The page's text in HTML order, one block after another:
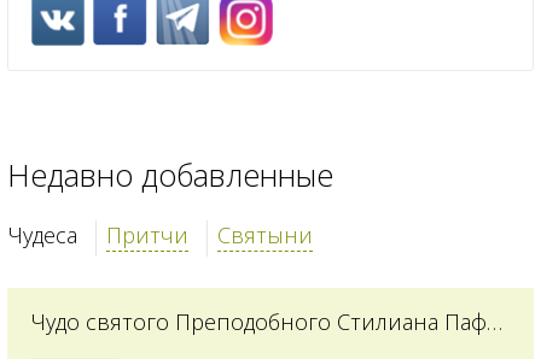
Недавно добавленные
Чудеса Притчи Святыни
Чудо святого Преподобного Стилиана Пафлагонского